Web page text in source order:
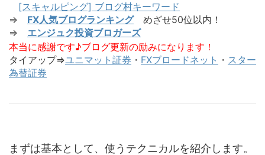
[スキャルピング] ブログ村キーワード
⇒ FX人気ブログランキングめざせ50位以内！
⇒ エンジュク投資ブロガーズ
本当に感謝です♪ブログ更新の励みになります！
タイアップ⇒ユニマット証券 ・ FXブロードネット ・ スター
為替証券
まずは基本として、使うテクニカルを紹介します。